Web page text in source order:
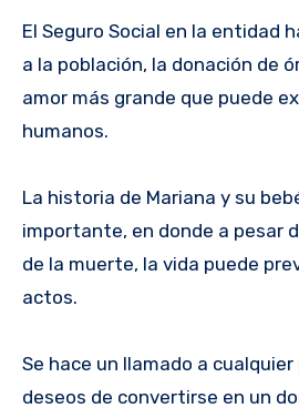
El Seguro Social en la entidad
a la población, la donación de
amor más grande que puede
humanos.
La historia de Mariana y su
importante, en donde a pesar
de la muerte, la vida puede
actos.
Se hace un llamado a
deseos de convertirse en un